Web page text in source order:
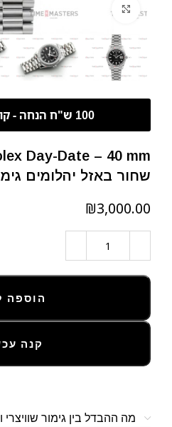
לחצו להגדלה
שחור באזל יהלומים
₪
הוספה
קנה
מה ההבדל בין גימור שוויצרי